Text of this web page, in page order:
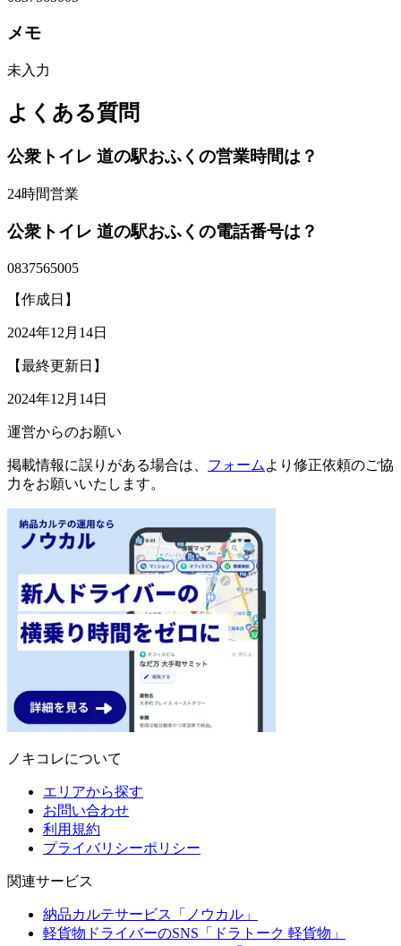
メモ
未入力
よくある質問
公衆トイレ 道の駅おふくの営業時間は？
24時間営業
公衆トイレ 道の駅おふくの電話番号は？
0837565005
【作成日】
2024年12月14日
【最終更新日】
2024年12月14日
運営からのお願い
掲載情報に誤りがある場合は、 フォーム より修正依頼のご協
力をお願いいたします。
ノキコレについて
エリアから探す
お問い合わせ
利用規約
プライバリシーポリシー
関連サービス
納品カルテサービス「ノウカル」
軽貨物ドライバーのSNS「ドラトーク 軽貨物」